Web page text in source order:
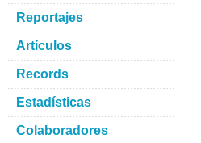
Reportajes
Artículos
Records
Estadísticas
Colaboradores